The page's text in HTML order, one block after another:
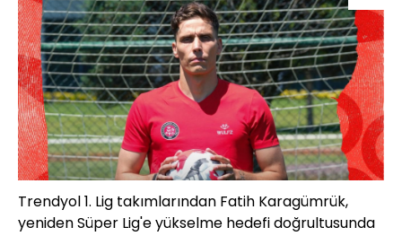
Trendyol 1. Lig takımlarından Fatih Karagümrük,
yeniden Süper Lig'e yükselme hedefi doğrultusunda